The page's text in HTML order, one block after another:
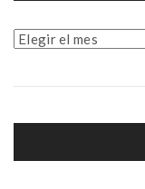
Archivos